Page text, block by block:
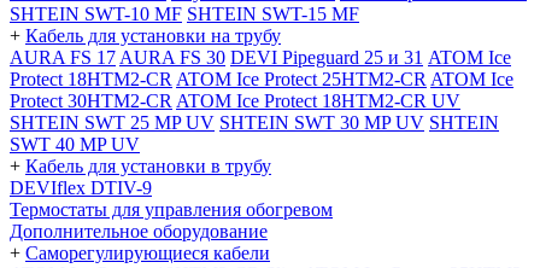
SHTEIN SWT-10 MF SHTEIN SWT-15 MF
+ Кабель для установки на трубу
AURA FS 17 AURA FS 30 DEVI Pipeguard 25 и 31 ATOM Ice
Protect 18HTM2-CR ATOM Ice Protect 25HTM2-CR ATOM Ice
Protect 30HTM2-CR ATOM Ice Protect 18HTM2-CR UV
SHTEIN SWT 25 MP UV SHTEIN SWT 30 MP UV SHTEIN
SWT 40 MP UV
+ Кабель для установки в трубу
DEVIflex DTIV-9
Термостаты для управления обогревом
Дополнительное оборудование
+ Саморегулирующиеся кабели